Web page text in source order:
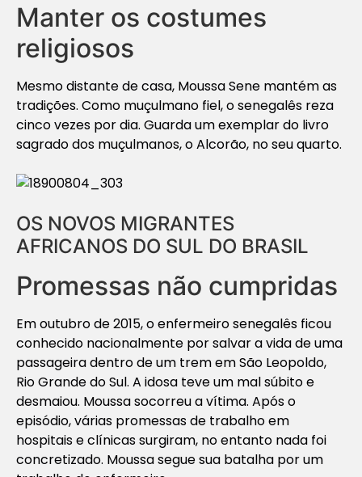
Manter os costumes
religiosos
Mesmo distante de casa, Moussa Sene mantém as
tradições. Como muçulmano fiel, o senegalês reza
cinco vezes por dia. Guarda um exemplar do livro
sagrado dos muçulmanos, o Alcorão, no seu quarto.
OS NOVOS MIGRANTES
AFRICANOS DO SUL DO BRASIL
Promessas não cumpridas
Em outubro de 2015, o enfermeiro senegalês ficou
conhecido nacionalmente por salvar a vida de uma
passageira dentro de um trem em São Leopoldo,
Rio Grande do Sul. A idosa teve um mal súbito e
desmaiou. Moussa socorreu a vítima. Após o
episódio, várias promessas de trabalho em
hospitais e clínicas surgiram, no entanto nada foi
concretizado. Moussa segue sua batalha por um